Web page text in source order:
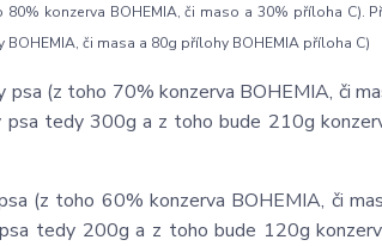
konzerva BOHEMIA, či maso a 30% příloha C).
či masa a 80g přílohy BOHEMIA příloha C)
(z toho 70% konzerva BOHEMIA, či
tedy 300g a z toho bude 210g
(z toho 60% konzerva BOHEMIA, či
tedy 200g a z toho bude 120g